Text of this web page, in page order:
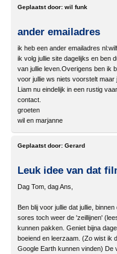
Geplaatst door: wil funk
ander emailadres
ik heb een ander emailadres
ik volg jullie site dagelijks en ben
van jullie leven.Overigens ben ik
voor jullie ws niets voorstelt maar
Liam nu eindelijk in een rustig
contact.
groeten
wil en marjanne
Geplaatst door: Gerard
Leuk idee van dat
Dag Tom, dag Ans,
Ben blij voor jullie dat jullie,
sores toch weer de 'zeillijnen'
kunnen pakken. Geniet bijna
boeiend en leerzaam. (Zo wist ik
Google Earth kunnen vinden) De